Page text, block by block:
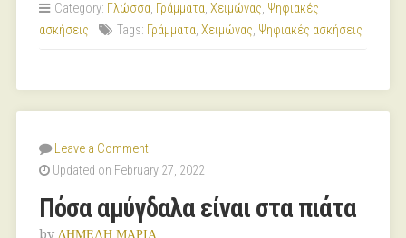
Category: Γλώσσα, Γράμματα, Χειμώνας, Ψηφιακές
ασκήσεις
Tags: Γράμματα, Χειμώνας, Ψηφιακές ασκήσεις
Leave a Comment
Updated on February 27, 2022
Πόσα αμύγδαλα είναι στα πιάτα
by ΔΗΜΕΛΗ ΜΑΡΙΑ